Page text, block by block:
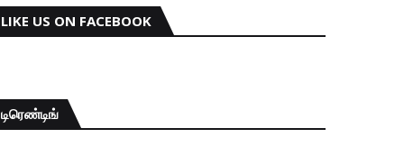
LIKE US ON FACEBOOK
டிரெண்டிங்